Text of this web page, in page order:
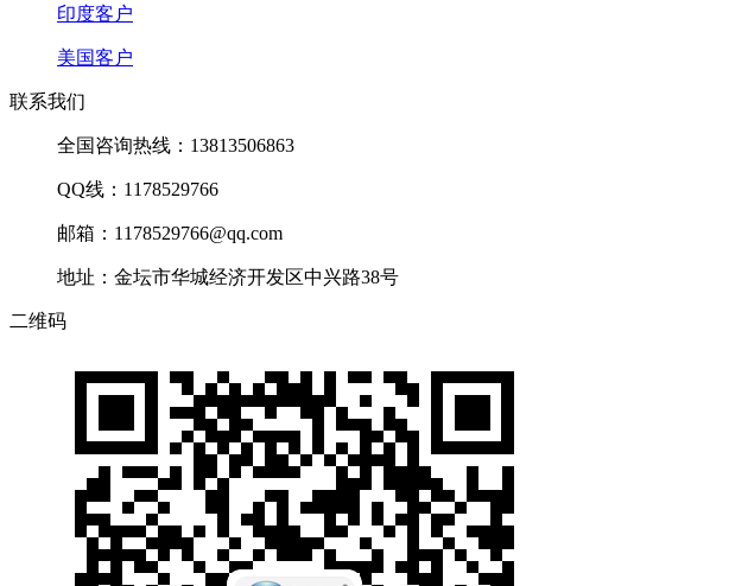
印度客户
美国客户
联系我们
全国咨询热线：13813506863
QQ线：1178529766
邮箱：1178529766@qq.com
地址：金坛市华城经济开发区中兴路38号
二维码